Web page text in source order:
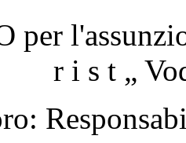
per
r i s t „